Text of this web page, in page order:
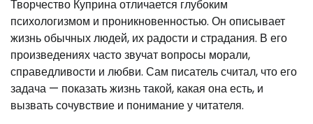
Творчество Куприна отличается глубоким
психологизмом и проникновенностью. Он описывает
жизнь обычных людей, их радости и страдания. В его
произведениях часто звучат вопросы морали,
справедливости и любви. Сам писатель считал, что его
задача — показать жизнь такой, какая она есть, и
вызвать сочувствие и понимание у читателя.